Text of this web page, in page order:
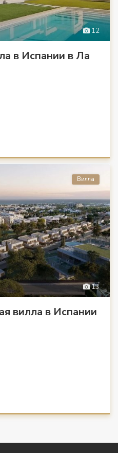
12
в Испании в Ла
13
Вилла
вилла в Испании